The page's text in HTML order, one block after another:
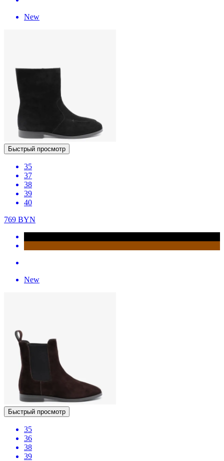
New
Быстрый просмотр
35
37
38
39
40
769 BYN
New
Быстрый просмотр
35
36
38
39